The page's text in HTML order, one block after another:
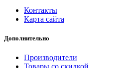
Контакты
Карта сайта
Дополнительно
Производители
Товары со скидкой